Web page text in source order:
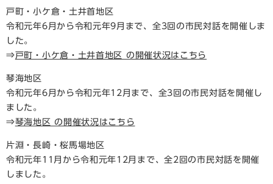
戸町・小ケ倉・土井首地区
令和元年6月から令和元年9月まで、全3回の市民対話を開催しま
した。
⇒戸町・小ケ倉・土井首地区 の開催状況はこちら
琴海地区
令和元年6月から令和元年12月まで、全3回の市民対話を開催し
ました。
⇒琴海地区 の開催状況はこちら
片淵・長崎・桜馬場地区
令和元年11月から令和元年12月まで、全2回の市民対話を開催
しました。